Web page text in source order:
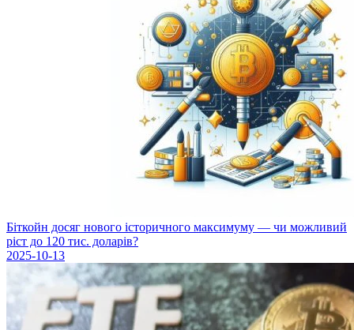
Біткойн досяг нового історичного максимуму — чи можливий
ріст до 120 тис. доларів?
2025-10-13